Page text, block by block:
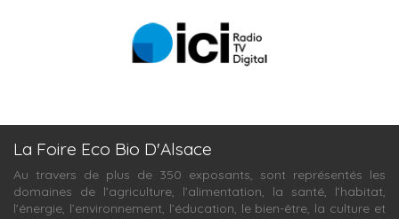
La Foire Eco Bio D'Alsace
Au travers de plus de 350 exposants, sont représentés les
domaines de l’agriculture, l’alimentation, la santé, l’habitat,
l’énergie, l’environnement, l’éducation, le bien-être, la culture et